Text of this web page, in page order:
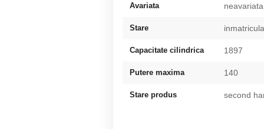
Avariata neavariata
Stare
Capacitate cilindrica 1897
Putere maxima 140
Stare produs second